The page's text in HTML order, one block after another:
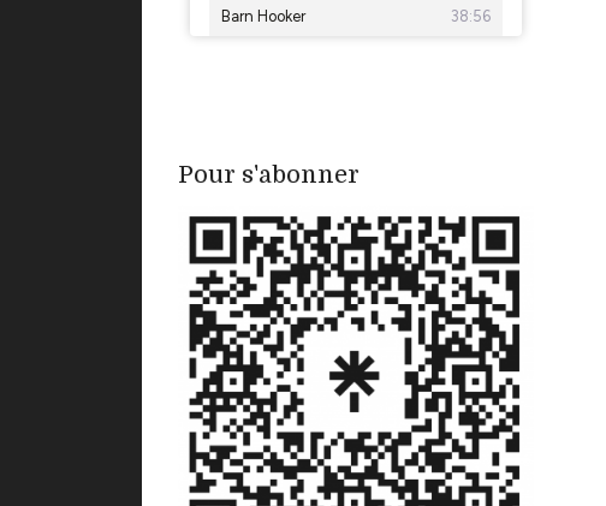
Pour s'abonner